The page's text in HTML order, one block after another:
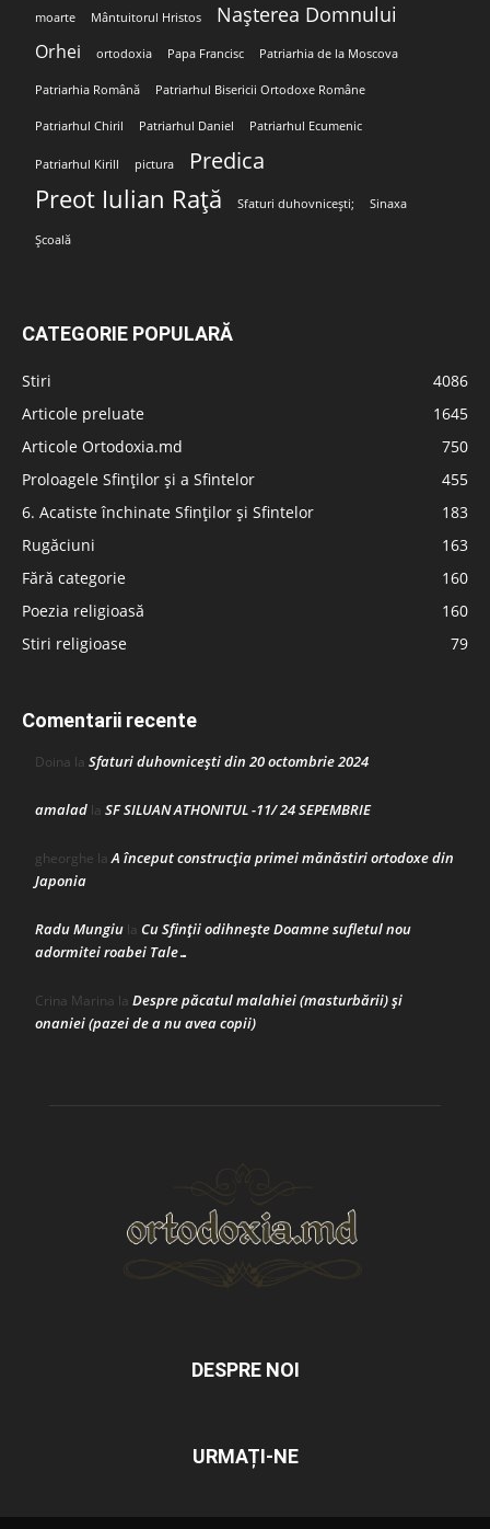
moarte Mântuitorul Hristos Nașterea Domnului
Orhei ortodoxia Papa Francisc Patriarhia de la Moscova
Patriarhia Română Patriarhul Bisericii Ortodoxe Române
Patriarhul Chiril Patriarhul Daniel Patriarhul Ecumenic
Patriarhul Kirill pictura Predica
Preot Iulian Rață Sfaturi duhovnicești; Sinaxa
Școală
CATEGORIE POPULARĂ
Stiri
4086
Articole preluate
1645
Articole Ortodoxia.md
750
Proloagele Sfinților și a Sfintelor
455
6. Acatiste închinate Sfinților și Sfintelor
183
Rugăciuni
163
Fără categorie
160
Poezia religioasă
160
Stiri religioase
79
Comentarii recente
Doina la Sfaturi duhovnicești din 20 octombrie 2024
amalad la SF SILUAN ATHONITUL -11/ 24 SEPEMBRIE
gheorghe laA început construcţia primei mănăstiri ortodoxe din
Japonia
Radu Mungiu la Cu Sfinții odihnește Doamne sufletul nou
adormitei roabei Tale…
Crina Marina la Despre păcatul malahiei (masturbării) şi
onaniei (pazei de a nu avea copii)
DESPRE NOI
URMAȚI-NE